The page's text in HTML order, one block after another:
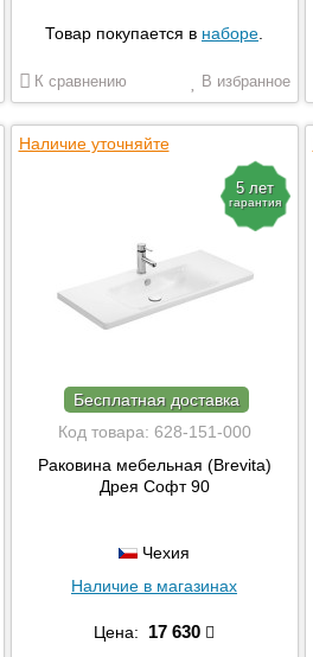
Товар покупается в наборе
К сравнению В избранное
Наличие уточняйте
5 лет
гарантия
Бесплатная доставка
Код товара: 628-151-000
Раковина мебельная (Brevita)
Дрея Софт 90
Чехия
Наличие в магазинах
Цена: 17 630